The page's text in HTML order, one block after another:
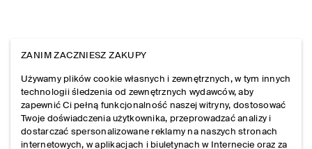
ZANIM ZACZNIESZ ZAKUPY
Używamy plików cookie własnych i zewnętrznych, w tym innych
technologii śledzenia od zewnętrznych wydawców, aby
zapewnić Ci pełną funkcjonalność naszej witryny, dostosować
Twoje doświadczenia użytkownika, przeprowadzać analizy i
dostarczać spersonalizowane reklamy na naszych stronach
internetowych, w aplikacjach i biuletynach w Internecie oraz za